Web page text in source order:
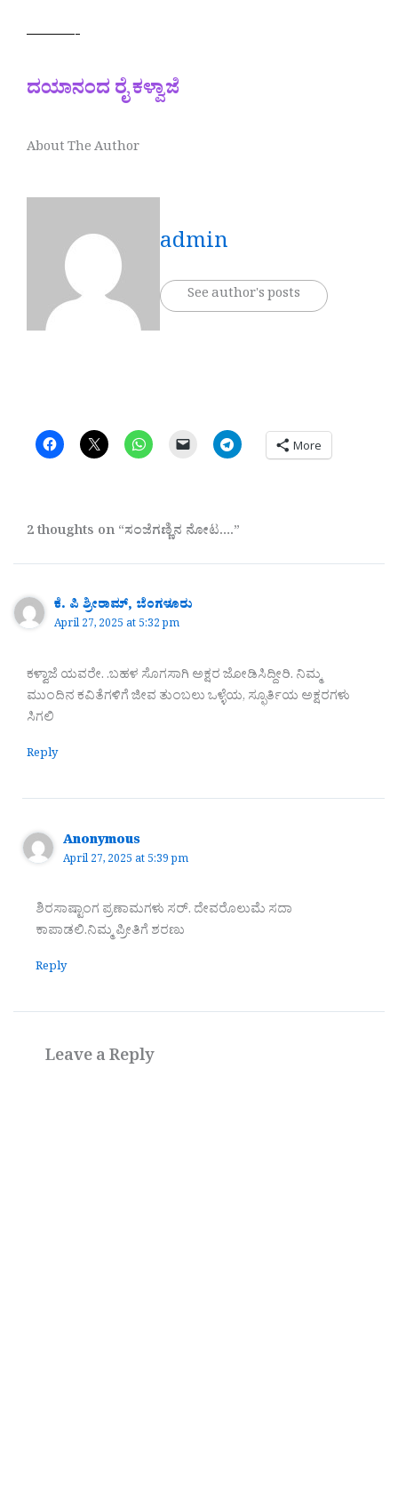
———-
ದಯಾನಂದ ರೈ ಕಳ್ವಾಜೆ
About The Author
admin
See author's posts
More
2 thoughts on “ಸಂಜೆಗಣ್ಣಿನ ನೋಟ….”
ಕೆ. ಪಿ ಶ್ರೀರಾಮ್, ಬೆಂಗಳೂರು
April 27, 2025 at 5:32 pm
ಕಳ್ವಾಜೆ ಯವರೇ. .ಬಹಳ ಸೊಗಸಾಗಿ ಅಕ್ಷರ ಜೋಡಿಸಿದ್ದೀರಿ. ನಿಮ್ಮ
ಮುಂದಿನ ಕವಿತೆಗಳಿಗೆ ಜೀವ ತುಂಬಲು ಒಳ್ಳೆಯ, ಸ್ಫೂರ್ತಿಯ ಅಕ್ಷರಗಳು
ಸಿಗಲಿ
Reply
Anonymous
April 27, 2025 at 5:39 pm
ಶಿರಸಾಷ್ಟಾಂಗ ಪ್ರಣಾಮಗಳು ಸರ್. ದೇವರೊಲುಮೆ ಸದಾ
ಕಾಪಾಡಲಿ.‌ನಿಮ್ಮ ಪ್ರೀತಿಗೆ ಶರಣು
Reply
Leave a Reply